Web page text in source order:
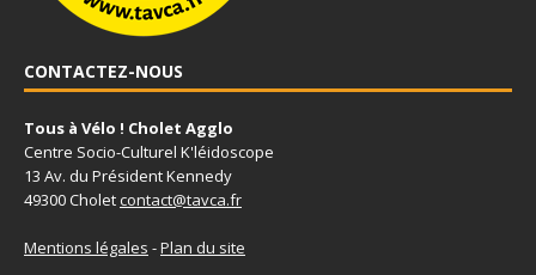
CONTACTEZ-NOUS
Tous à Vélo ! Cholet Agglo
Centre Socio-Culturel K'léidoscope
13 Av. du Président Kennedy
49300 Choletcontact@tavca.fr
Mentions légales -Plan du site